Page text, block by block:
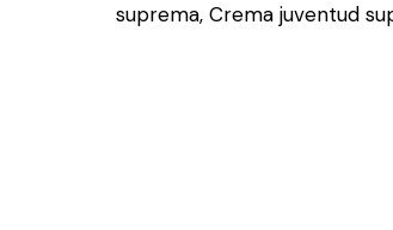
suprema, Crema juventud